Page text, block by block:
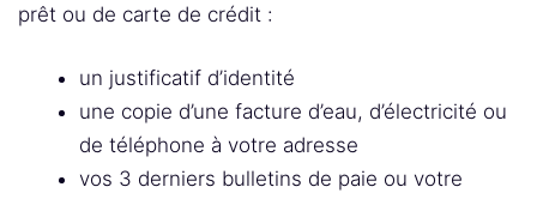
prêt ou de carte de crédit :
un justificatif d’identité
une copie d’une facture d’eau, d’électricité ou
de téléphone à votre adresse
vos 3 derniers bulletins de paie ou votre